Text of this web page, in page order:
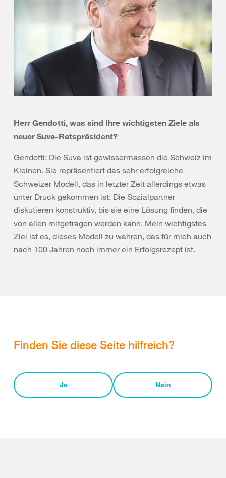
Herr Gendotti, was sind Ihre wichtigsten Ziele als
neuer Suva-Ratspräsident?
Gendotti: Die Suva ist gewissermassen die Schweiz im
Kleinen. Sie repräsentiert das sehr erfolgreiche
Schweizer Modell, das in letzter Zeit allerdings etwas
unter Druck gekommen ist: Die Sozialpartner
diskutieren konstruktiv, bis sie eine Lösung finden, die
von allen mitgetragen werden kann. Mein wichtigstes
Ziel ist es, dieses Modell zu wahren, das für mich auch
nach 100 Jahren noch immer ein Erfolgsrezept ist.
Finden Sie diese Seite hilfreich?
Ja Nein